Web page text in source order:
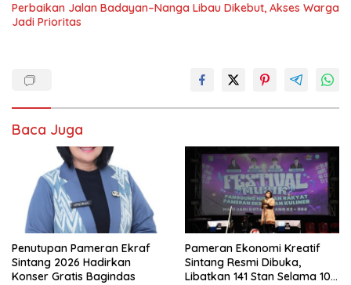
Perbaikan Jalan Badayan–Nanga Libau Dikebut, Akses Warga
Jadi Prioritas
Baca Juga
Penutupan Pameran Ekraf
Sintang 2026 Hadirkan
Konser Gratis Bagindas
Pameran Ekonomi Kreatif
Sintang Resmi Dibuka,
Libatkan 141 Stan Selama 10